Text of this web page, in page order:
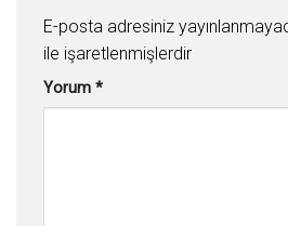
E-posta adresiniz
ile işaretlenmişlerdir
Yorum *